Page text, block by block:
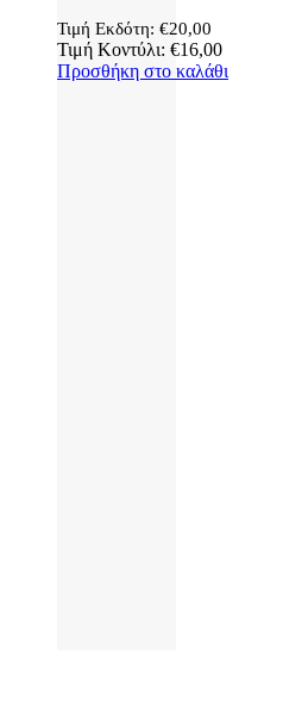
Τιμή Εκδότη: €20,00
Τιμή Κοντύλι: €16,00
Προσθήκη στο καλάθι